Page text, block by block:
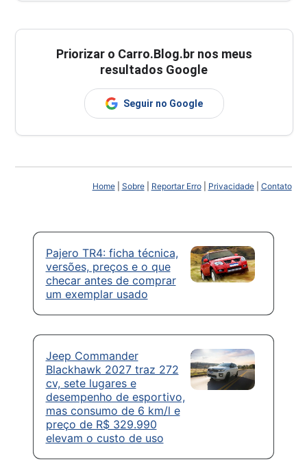
Priorizar o Carro.Blog.br nos meus
resultados Google
Seguir no Google
Home| Sobre| Reportar Erro| Privacidade| Contato
Pajero TR4: ficha técnica,
versões, preços e o que
checar antes de comprar
um exemplar usado
Jeep Commander
Blackhawk 2027 traz 272
cv, sete lugares e
desempenho de esportivo,
mas consumo de 6 km/l e
preço de R$ 329.990
elevam o custo de uso